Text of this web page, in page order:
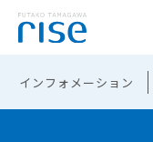
インフォメーション